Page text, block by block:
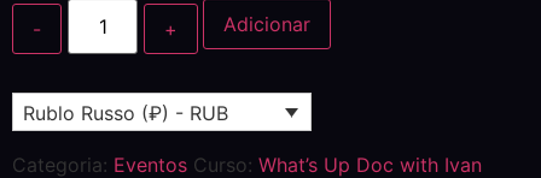
Adicionar
Rublo Russo (₽) - RUB
Categoria: Eventos Curso: What’s Up Doc with Ivan